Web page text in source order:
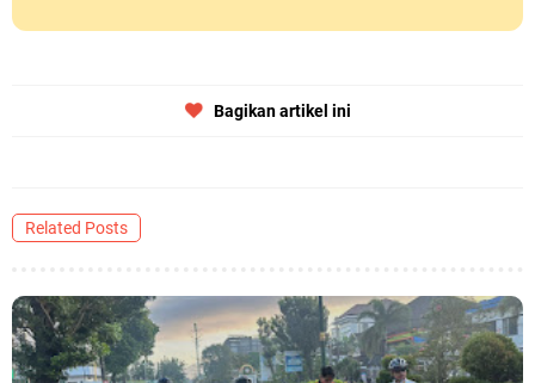
Bagikan artikel ini
Related Posts